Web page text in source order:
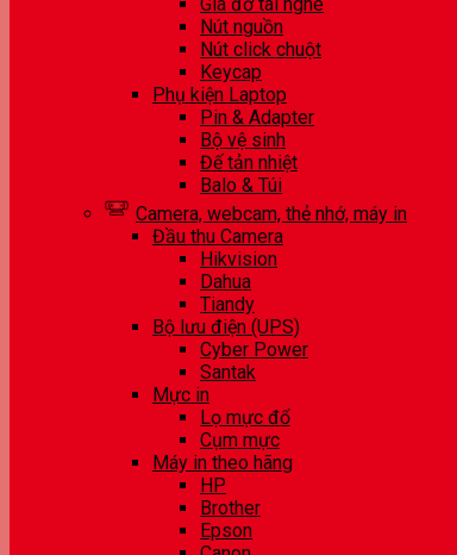
Nút nguồn
Nút click chuột
Keycap
Phụ kiện Laptop
Pin & Adapter
Bộ vệ sinh
Đế tản nhiệt
Balo & Túi
Camera, webcam, thẻ nhớ, máy in
Đầu thu Camera
Hikvision
Dahua
Tiandy
Bộ lưu điện (UPS)
Cyber Power
Santak
Mực in
Lọ mực đổ
Cụm mực
Máy in theo hãng
HP
Brother
Epson